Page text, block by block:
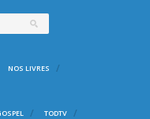
NOS LIVRES
TODTV